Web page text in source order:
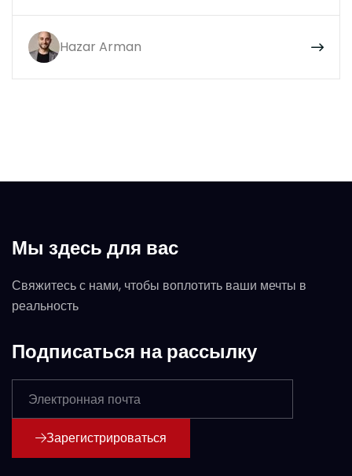
Hazar Arman
Мы здесь для вас
Свяжитесь с нами, чтобы воплотить ваши мечты в
реальность
Подписаться на рассылку
Зарегистрироваться